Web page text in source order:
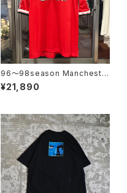
96〜98season Mancheste
r United Retro home shirt
¥21,890